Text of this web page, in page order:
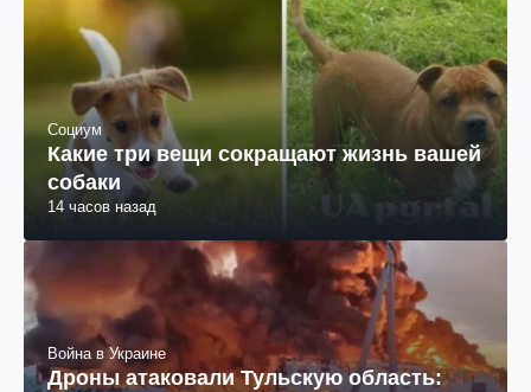
Социум
Какие три вещи сокращают жизнь вашей
собаки
14 часов назад
Война в Украине
Дроны атаковали Тульскую область: